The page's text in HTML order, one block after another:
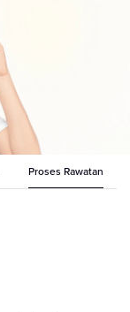
Proses Rawatan